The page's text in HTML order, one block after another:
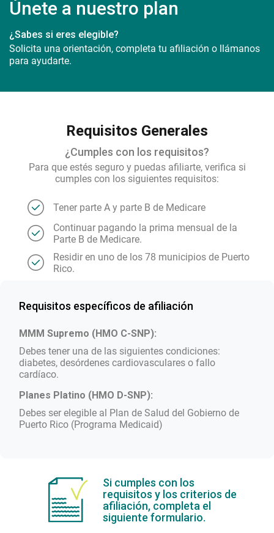
Únete a nuestro plan
¿Sabes si eres elegible?
Solicita una orientación, completa tu afiliación o llámanos
para ayudarte.
Requisitos Generales
¿Cumples con los requisitos?
Para que estés seguro y puedas afiliarte, verifica si
cumples con los siguientes requisitos:
Tener parte A y parte B de Medicare
Continuar pagando la prima mensual de la
Parte B de Medicare.
Residir en uno de los 78 municipios de Puerto
Rico.
Requisitos específicos de afiliación
MMM Supremo (HMO C-SNP):
Debes tener una de las siguientes condiciones:
diabetes, desórdenes cardiovasculares o fallo
cardíaco.
Planes Platino (HMO D-SNP):
Debes ser elegible al Plan de Salud del Gobierno de
Puerto Rico (Programa Medicaid)
Si cumples con los
requisitos y los criterios de
afiliación, completa el
siguiente formulario.